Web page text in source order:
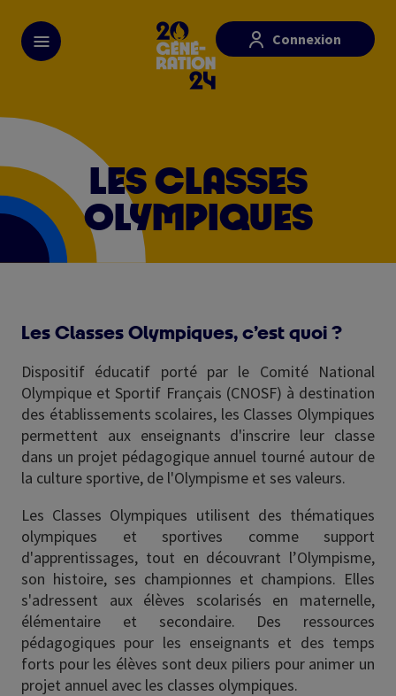
main
content
Connexion
LES CLASSES
OLYMPIQUES
Les Classes Olympiques, c’est quoi ?
Dispositif éducatif porté par le Comité National
Olympique et Sportif Français (CNOSF) à destination
des établissements scolaires, les Classes Olympiques
permettent aux enseignants d'inscrire leur classe
dans un projet pédagogique annuel tourné autour de
la culture sportive, de l'Olympisme et ses valeurs.
Les Classes Olympiques utilisent des thématiques
olympiques et sportives comme support
d'apprentissages, tout en découvrant l’Olympisme,
son histoire, ses championnes et champions. Elles
s'adressent aux élèves scolarisés en maternelle,
élémentaire et secondaire. Des ressources
pédagogiques pour les enseignants et des temps
forts pour les élèves sont deux piliers pour animer un
projet annuel avec les classes olympiques.